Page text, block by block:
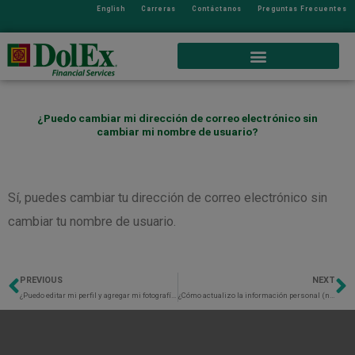
English Carreras Contáctanos Preguntas Frecuentes
¿Puedo cambiar mi dirección de correo electrónico sin
cambiar mi nombre de usuario?
Sí, puedes cambiar tu dirección de correo electrónico sin
cambiar tu nombre de usuario.
Previo
PREVIOUS NEXT